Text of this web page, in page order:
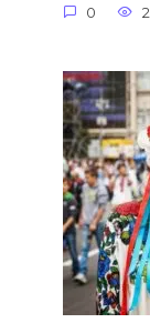
0